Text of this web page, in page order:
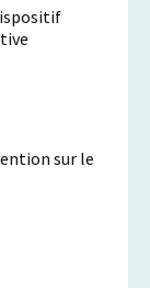
sur le